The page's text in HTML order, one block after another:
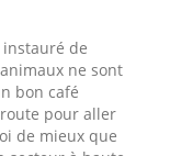
de
ne sont
bon café
pour aller
de mieux que